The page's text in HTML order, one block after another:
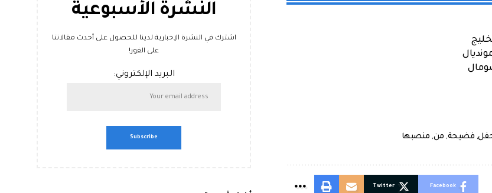
, فضيحة, من, منصبها
Facebook
Twitter
النشرة الأسبوعية
اشترك في النشرة الإخبارية لدينا للحصول على أحدث مقالاتنا
على الفور!
البريد الإلكتروني: